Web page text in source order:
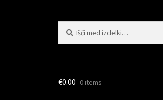
€0.00 0 items